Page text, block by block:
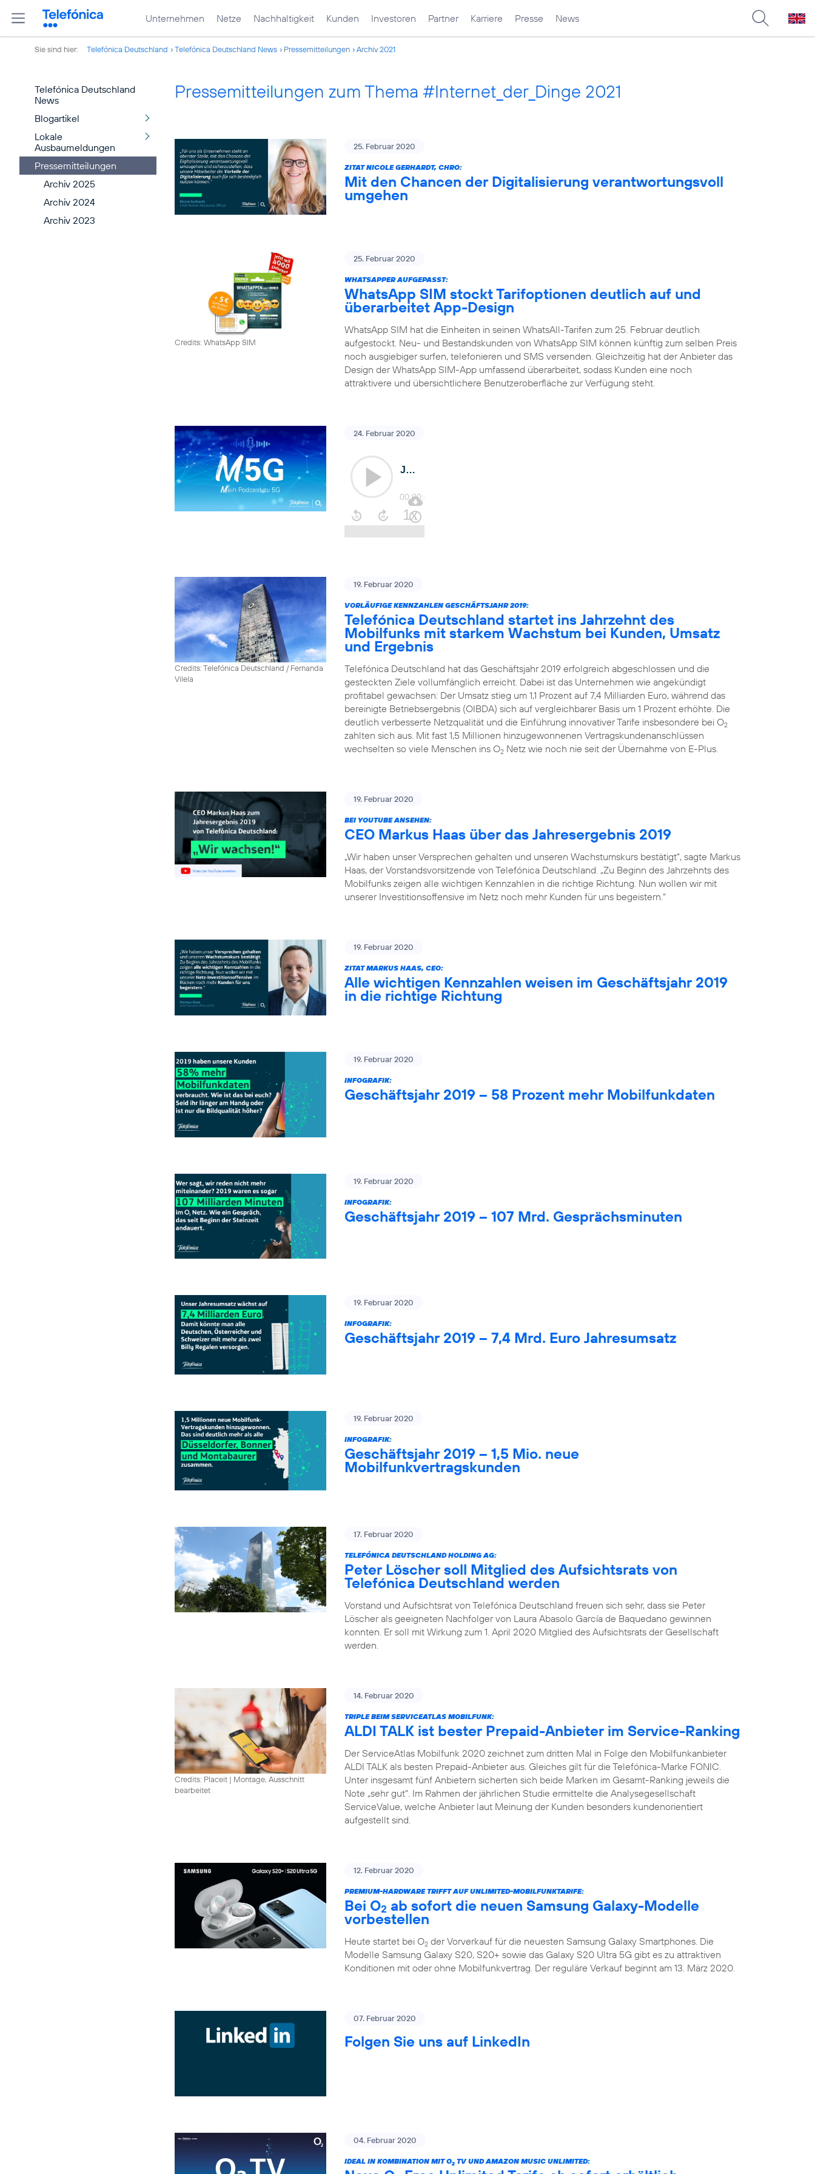
Unternehmen Netze Nachhaltigkeit Kunden Investoren Partner Karriere Presse News
Sie sind hier: Telefónica Deutschland Telefónica Deutschland News Pressemitteilungen Archiv 2021
Telefónica Deutschland
News
Blogartikel
Lokale
Ausbaumeldungen
Pressemitteilungen
Archiv 2025
Archiv 2024
Archiv 2023
Pressemitteilungen zum Thema #Internet_der_Dinge 2021
25. Februar 2020
ZITAT NICOLE GERHARDT, CHRO:
Mit den Chancen der Digitalisierung verantwortungsvoll
umgehen
Credits: WhatsApp SIM
25. Februar 2020
WHATSAPPER AUFGEPASST:
WhatsApp SIM stockt Tarifoptionen deutlich auf und
überarbeitet App-Design
WhatsApp SIM hat die Einheiten in seinen WhatsAll-Tarifen zum 25. Februar deutlich
aufgestockt. Neu- und Bestandskunden von WhatsApp SIM können künftig zum selben Preis
noch ausgiebiger surfen, telefonieren und SMS versenden. Gleichzeitig hat der Anbieter das
Design der WhatsApp SIM-App umfassend überarbeitet, sodass Kunden eine noch
attraktivere und übersichtlichere Benutzeroberfläche zur Verfügung steht.
24. Februar 2020
Credits: Telefónica Deutschland / Fernanda
Vilela
19. Februar 2020
VORLÄUFIGE KENNZAHLEN GESCHÄFTSJAHR 2019:
Telefónica Deutschland startet ins Jahrzehnt des
Mobilfunks mit starkem Wachstum bei Kunden, Umsatz
und Ergebnis
Telefónica Deutschland hat das Geschäftsjahr 2019 erfolgreich abgeschlossen und die
gesteckten Ziele vollumfänglich erreicht. Dabei ist das Unternehmen wie angekündigt
profitabel gewachsen: Der Umsatz stieg um 1,1 Prozent auf 7,4 Milliarden Euro, während das
bereinigte Betriebsergebnis (OIBDA) sich auf vergleichbarer Basis um 1 Prozent erhöhte. Die
deutlich verbesserte Netzqualität und die Einführung innovativer Tarife insbesondere bei O2
zahlten sich aus. Mit fast 1,5 Millionen hinzugewonnenen Vertragskundenanschlüssen
wechselten so viele Menschen ins O2 Netz wie noch nie seit der Übernahme von E-Plus.
19. Februar 2020
BEI YOUTUBE ANSEHEN:
CEO Markus Haas über das Jahresergebnis 2019
„Wir haben unser Versprechen gehalten und unseren Wachstumskurs bestätigt“, sagte Markus
Haas, der Vorstandsvorsitzende von Telefónica Deutschland. „Zu Beginn des Jahrzehnts des
Mobilfunks zeigen alle wichtigen Kennzahlen in die richtige Richtung. Nun wollen wir mit
unserer Investitionsoffensive im Netz noch mehr Kunden für uns begeistern.“
19. Februar 2020
ZITAT MARKUS HAAS, CEO:
Alle wichtigen Kennzahlen weisen im Geschäftsjahr 2019
in die richtige Richtung
19. Februar 2020
INFOGRAFIK:
Geschäftsjahr 2019 – 58 Prozent mehr Mobilfunkdaten
19. Februar 2020
INFOGRAFIK:
Geschäftsjahr 2019 – 107 Mrd. Gesprächsminuten
19. Februar 2020
INFOGRAFIK:
Geschäftsjahr 2019 – 7,4 Mrd. Euro Jahresumsatz
19. Februar 2020
INFOGRAFIK:
Geschäftsjahr 2019 – 1,5 Mio. neue
Mobilfunkvertragskunden
17. Februar 2020
TELEFÓNICA DEUTSCHLAND HOLDING AG:
Peter Löscher soll Mitglied des Aufsichtsrats von
Telefónica Deutschland werden
Vorstand und Aufsichtsrat von Telefónica Deutschland freuen sich sehr, dass sie Peter
Löscher als geeigneten Nachfolger von Laura Abasolo García de Baquedano gewinnen
konnten. Er soll mit Wirkung zum 1. April 2020 Mitglied des Aufsichtsrats der Gesellschaft
werden.
Credits: Placeit | Montage, Ausschnitt
bearbeitet
14. Februar 2020
TRIPLE BEIM SERVICEATLAS MOBILFUNK:
ALDI TALK ist bester Prepaid-Anbieter im Service-Ranking
Der ServiceAtlas Mobilfunk 2020 zeichnet zum dritten Mal in Folge den Mobilfunkanbieter
ALDI TALK als besten Prepaid-Anbieter aus. Gleiches gilt für die Telefónica-Marke FONIC.
Unter insgesamt fünf Anbietern sicherten sich beide Marken im Gesamt-Ranking jeweils die
Note „sehr gut“. Im Rahmen der jährlichen Studie ermittelte die Analysegesellschaft
ServiceValue, welche Anbieter laut Meinung der Kunden besonders kundenorientiert
aufgestellt sind.
12. Februar 2020
PREMIUM-HARDWARE TRIFFT AUF UNLIMITED-MOBILFUNKTARIFE:
Bei O2 ab sofort die neuen Samsung Galaxy-Modelle
vorbestellen
Heute startet bei O2 der Vorverkauf für die neuesten Samsung Galaxy Smartphones. Die
Modelle Samsung Galaxy S20, S20+ sowie das Galaxy S20 Ultra 5G gibt es zu attraktiven
Konditionen mit oder ohne Mobilfunkvertrag. Der reguläre Verkauf beginnt am 13. März 2020.
07. Februar 2020
Folgen Sie uns auf LinkedIn
04. Februar 2020
IDEAL IN KOMBINATION MIT O2 TV UND AMAZON MUSIC UNLIMITED: